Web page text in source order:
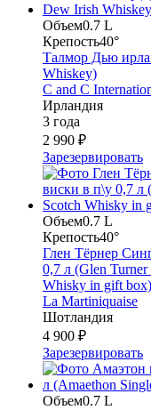
Объем0.7 L
Крепость40°
Талмор Дью
Whiskey)
C and C
Ирландия
3 года
2 990 ₽
Зарезервировать
Объем0.7 L
Крепость40°
Глен Тёрнер
0,7 л (Glen
Whisky in gift box)
La Martiniquaise
Шотландия
4 900 ₽
Зарезервировать
Объем0.7 L